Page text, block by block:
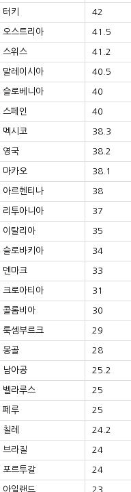
터키 42
오스트리아 41.5
스위스 41.2
말레이시아 40.5
슬로베니아 40
스페인 40
멕시코 38.3
영국 38.2
마카오 38.1
아르헨티나 38
리투아니아 37
이탈리아 35
슬로바키아 34
덴마크 33
크로아티아 31
콜롬비아 30
룩셈부르크 29
몽골 28
남아공 25.2
벨라루스 25
페루 25
칠레 24.2
브라질 24
포르투갈 24
아일랜드 23